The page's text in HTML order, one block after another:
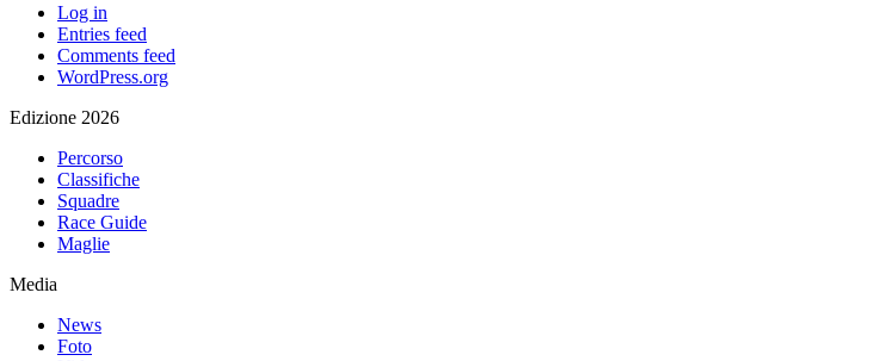
Log in
Entries feed
Comments feed
WordPress.org
Edizione 2026
Percorso
Classifiche
Squadre
Race Guide
Maglie
Media
News
Foto